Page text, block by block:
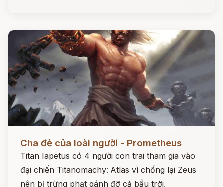
Cha đẻ của loài người - Prometheus
Titan Iapetus có 4 người con trai tham gia vào
đại chiến Titanomachy: Atlas vì chống lại Zeus
nên bị trừng phạt gánh đỡ cả bầu trời,